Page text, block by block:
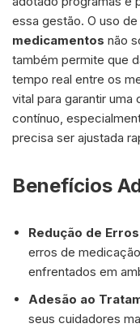
essa gestão. O uso de
medicamentos não
também permite que
tempo real entre os
vital para garantir
contínuo,
precisa ser ajustada
Benefícios
Redução de
erros de
enfrentados em
Adesão ao
seus cuidadores